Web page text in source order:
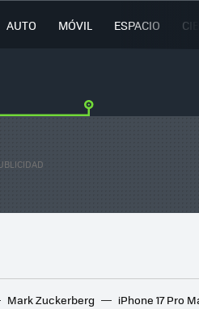
AUTO MÓVIL ESPACIO
Mark Zuckerberg iPhone 17 Pro